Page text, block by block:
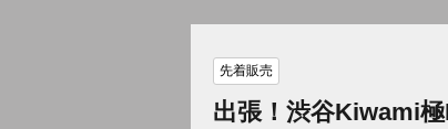
先着販売
出張！渋谷Kiwami